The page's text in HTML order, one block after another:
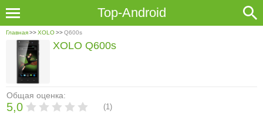
Top-Android
Главная>>XOLO>>Q600s
Общая оценка:
5,0 (1)
XOLO Q600s